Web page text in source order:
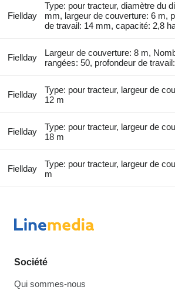
Fiellday
Type: pour tracteur, diamètre du
mm, largeur de couverture: 6 m,
de travail: 14 mm, capacité: 2,8
Fiellday
Largeur de couverture: 8 m,
rangées: 50, profondeur de
Fiellday
Type: pour tracteur, largeur de
12 m
Fiellday
Type: pour tracteur, largeur de
18 m
Fiellday
Type: pour tracteur, largeur de
m
Société
Qui sommes-nous